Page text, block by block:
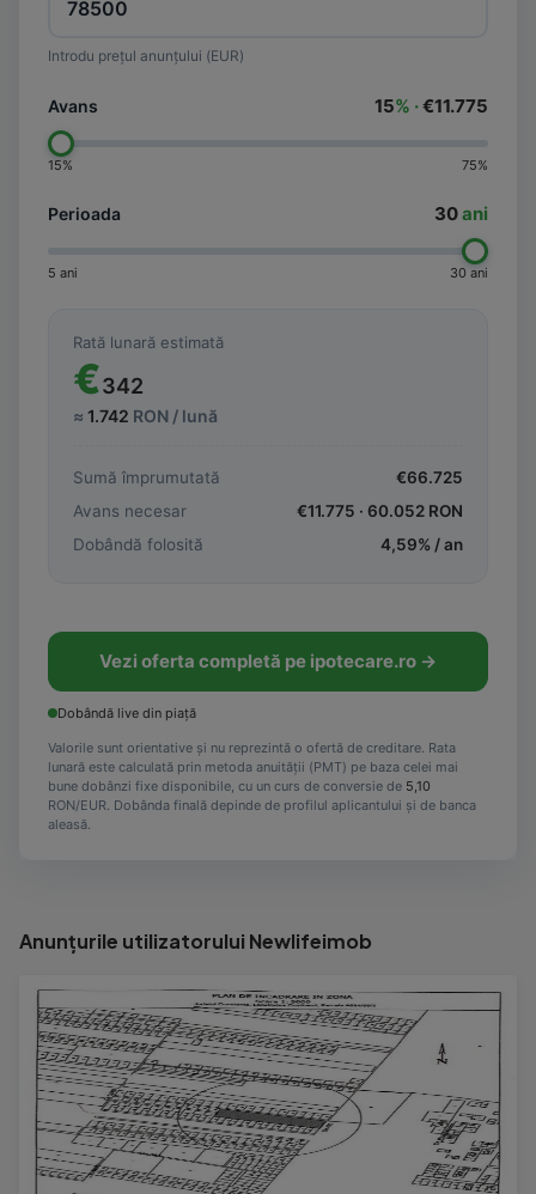
Introdu prețul anunțului (EUR)
Avans 15% ·€11.775
15% 75%
Perioada 30ani
5 ani 30 ani
Rată lunară estimată
€342
≈ 1.742 RON / lună
Sumă împrumutată €66.725
Avans necesar
€11.775 · 60.052 RON
Dobândă folosită
4,59% / an
Vezi oferta completă pe ipotecare.ro →
Dobândă live din piață
Valorile sunt orientative și nu reprezintă o ofertă de creditare. Rata
lunară este calculată prin metoda anuității (PMT) pe baza celei mai
bune dobânzi fixe disponibile, cu un curs de conversie de 5,10
RON/EUR. Dobânda finală depinde de profilul aplicantului și de banca
aleasă.
Anunțurile utilizatorului Newlifeimob